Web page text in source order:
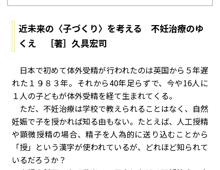
近未来の〈子づくり〉を考える 不妊治療のゆ
くえ ［著］久具宏司
日本で初めて体外受精が行われたのは英国から５年遅
れた１９８３年。それから40年足らずで、今や16人に
１人の子どもが体外受精を経て生まれてくる。
ただ、不妊治療は学校で教えられることはなく、自然
妊娠で子を授かれば知る由もない。たとえば、人工授精
や顕微授精の場合、精子を人為的に送り込むことから
「授」という漢字が使われているが、どれほど知られて
いるだろうか？